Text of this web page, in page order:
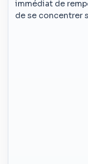
immédiat de
de se concentrer